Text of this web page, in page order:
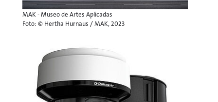
MAK - Museo de Artes Aplicadas
Foto: © Hertha Hurnaus / MAK, 2023